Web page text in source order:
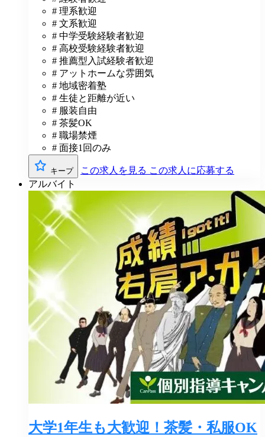
# 理系歓迎
# 文系歓迎
# 中学受験経験者歓迎
# 高校受験経験者歓迎
# 推薦型入試経験者歓迎
# アットホームな雰囲気
# 地域密着塾
# 生徒と距離が近い
# 服装自由
# 茶髪OK
# 職場禁煙
# 面接1回のみ
キープ この求人を見る この求人に応募する
アルバイト
大学1年生も大歓迎！茶髪・私服OK